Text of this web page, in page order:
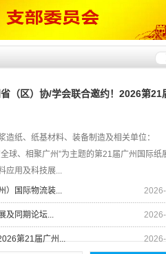
（区）协/学会联合邀约！2026第21
造纸、纸基材料、装备制造及相关单位
全球、相聚广州”为主题的第21届广州国际纸
应用及科技展...
）国际物流装...
及同期论坛...
第21届广州...